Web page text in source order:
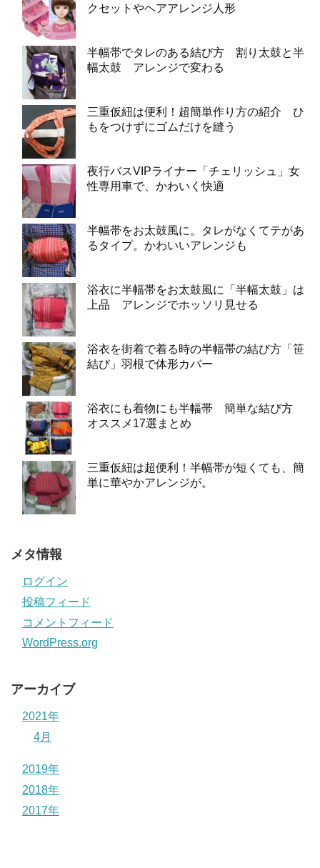
クセットやヘアアレンジ人形
半幅帯でタレのある結び方 割り太鼓と半
幅太鼓 アレンジで変わる
三重仮紐は便利！超簡単作り方の紹介 ひ
もをつけずにゴムだけを縫う
夜行バスVIPライナー「チェリッシュ」女
性専用車で、かわいく快適
半幅帯をお太鼓風に。タレがなくてテがあ
るタイプ。かわいいアレンジも
浴衣に半幅帯をお太鼓風に「半幅太鼓」は
上品 アレンジでホッソリ見せる
浴衣を街着で着る時の半幅帯の結び方「笹
結び」羽根で体形カバー
浴衣にも着物にも半幅帯 簡単な結び方
オススメ17選まとめ
三重仮紐は超便利！半幅帯が短くても、簡
単に華やかアレンジが。
メタ情報
ログイン
投稿フィード
コメントフィード
WordPress.org
アーカイブ
2021年
4月
2019年
2018年
2017年